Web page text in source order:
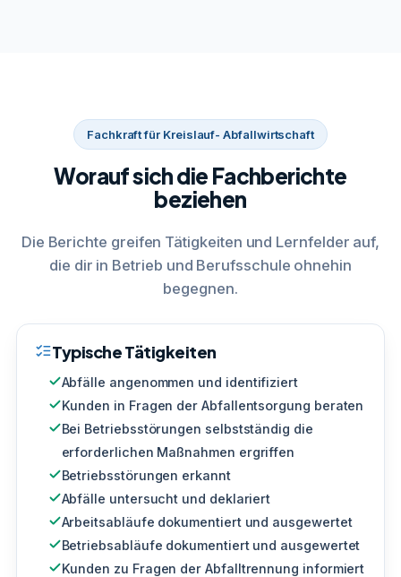
Fachkraft für Kreislauf- Abfallwirtschaft
Worauf sich die Fachberichte
beziehen
Die Berichte greifen Tätigkeiten und Lernfelder auf,
die dir in Betrieb und Berufsschule ohnehin
begegnen.
Typische Tätigkeiten
Abfälle angenommen und identifiziert
Kunden in Fragen der Abfallentsorgung beraten
Bei Betriebsstörungen selbstständig die
erforderlichen Maßnahmen ergriffen
Betriebsstörungen erkannt
Abfälle untersucht und deklariert
Arbeitsabläufe dokumentiert und ausgewertet
Betriebsabläufe dokumentiert und ausgewertet
Kunden zu Fragen der Abfalltrennung informiert